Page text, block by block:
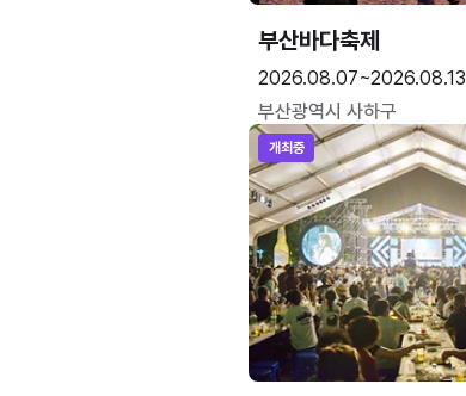
부산바다축제
2026.08.07~2026.08.13
부산광역시 사하구
개최중